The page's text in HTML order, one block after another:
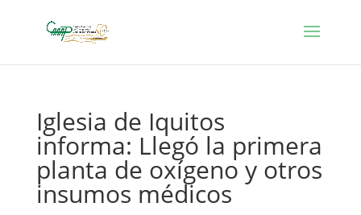
Iglesia de Iquitos
informa: Llegó la primera
planta de oxígeno y otros
insumos médicos